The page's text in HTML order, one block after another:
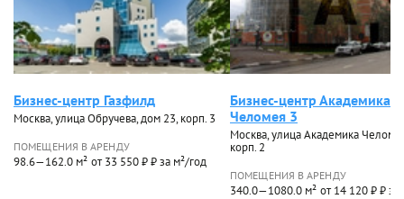
Бизнес-центр Газфилд
Москва, улица Обручева, дом 23, корп. 3
ПОМЕЩЕНИЯ В АРЕНДУ
98.6—162.0 м² от 33 550 ₽ ₽ за м²/год
Бизнес-центр Академика
Челомея 3
Москва, улица Академика
корп. 2
ПОМЕЩЕНИЯ В АРЕНДУ
340.0—1080.0 м² от 14 120 ₽ ₽ за